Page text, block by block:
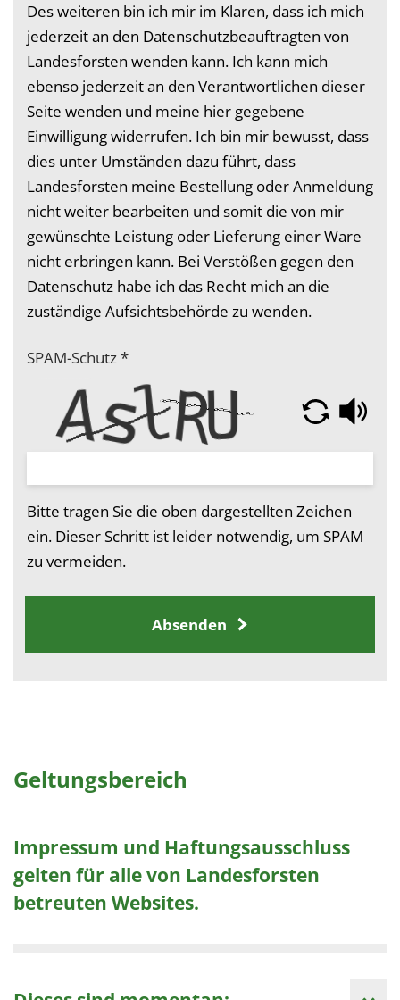
Des weiteren bin ich mir im Klaren, dass ich mich
jederzeit an den Datenschutzbeauftragten von
Landesforsten wenden kann. Ich kann mich
ebenso jederzeit an den Verantwortlichen dieser
Seite wenden und meine hier gegebene
Einwilligung widerrufen. Ich bin mir bewusst, dass
dies unter Umständen dazu führt, dass
Landesforsten meine Bestellung oder Anmeldung
nicht weiter bearbeiten und somit die von mir
gewünschte Leistung oder Lieferung einer Ware
nicht erbringen kann. Bei Verstößen gegen den
Datenschutz habe ich das Recht mich an die
zuständige Aufsichtsbehörde zu wenden.
SPAM-Schutz*
Bitte tragen Sie die oben dargestellten Zeichen
ein. Dieser Schritt ist leider notwendig, um SPAM
zu vermeiden.
Absenden
Geltungsbereich
Impressum und Haftungsausschluss
gelten für alle von Landesforsten
betreuten Websites.